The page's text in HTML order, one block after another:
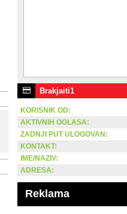
Brakjaiti1
KORISNIK OD:
AKTIVNIH OGLASA:
ZADNJI PUT ULOGOVAN:
KONTAKT:
IME/NAZIV:
ADRESA:
Reklama